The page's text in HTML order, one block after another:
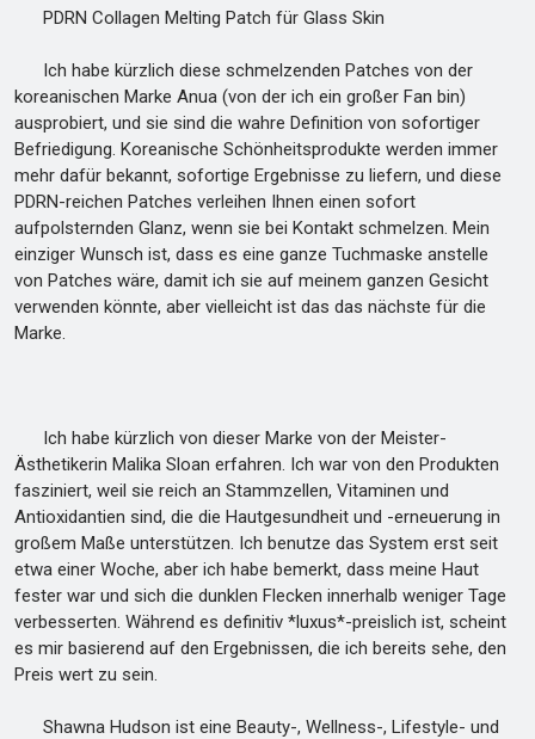
PDRN Collagen Melting Patch für Glass Skin
Ich habe kürzlich diese schmelzenden Patches von der
koreanischen Marke Anua (von der ich ein großer Fan bin)
ausprobiert, und sie sind die wahre Definition von sofortiger
Befriedigung. Koreanische Schönheitsprodukte werden immer
mehr dafür bekannt, sofortige Ergebnisse zu liefern, und diese
PDRN-reichen Patches verleihen Ihnen einen sofort
aufpolsternden Glanz, wenn sie bei Kontakt schmelzen. Mein
einziger Wunsch ist, dass es eine ganze Tuchmaske anstelle
von Patches wäre, damit ich sie auf meinem ganzen Gesicht
verwenden könnte, aber vielleicht ist das das nächste für die
Marke.
Ich habe kürzlich von dieser Marke von der Meister-
Ästhetikerin Malika Sloan erfahren. Ich war von den Produkten
fasziniert, weil sie reich an Stammzellen, Vitaminen und
Antioxidantien sind, die die Hautgesundheit und -erneuerung in
großem Maße unterstützen. Ich benutze das System erst seit
etwa einer Woche, aber ich habe bemerkt, dass meine Haut
fester war und sich die dunklen Flecken innerhalb weniger Tage
verbesserten. Während es definitiv *luxus*-preislich ist, scheint
es mir basierend auf den Ergebnissen, die ich bereits sehe, den
Preis wert zu sein.
Shawna Hudson ist eine Beauty-, Wellness-, Lifestyle- und